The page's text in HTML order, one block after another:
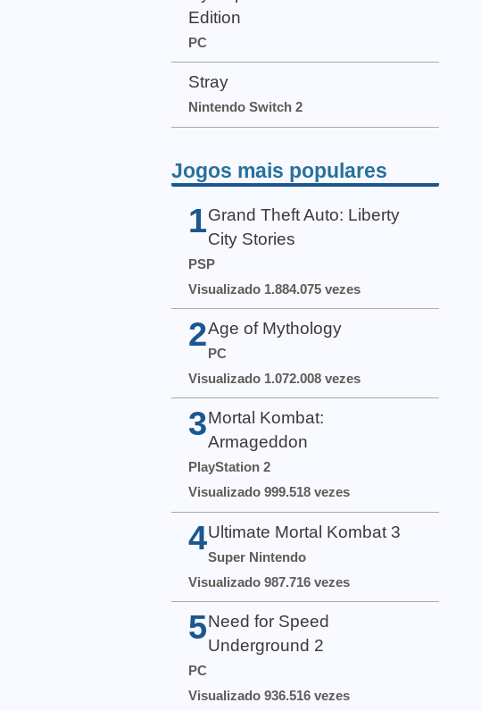
Edition
PC
Stray
Nintendo Switch 2
Jogos mais populares
1 Grand Theft Auto: Liberty
City Stories
PSP
Visualizado 1.884.075 vezes
2Age of Mythology
PC
Visualizado 1.072.008 vezes
3 Mortal Kombat:
Armageddon
PlayStation 2
Visualizado 999.518 vezes
4 Ultimate Mortal Kombat 3
Super Nintendo
Visualizado 987.716 vezes
5 Need for Speed
Underground 2
PC
Visualizado 936.516 vezes